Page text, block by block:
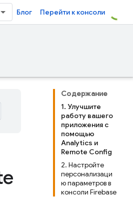
Блог Перейти к консоли
Содержание
1. Улучшите
работу вашего
приложения с
помощью
Analytics и
Remote Config
2. Настройте
персонализаци
ю параметров в
консоли Firebase